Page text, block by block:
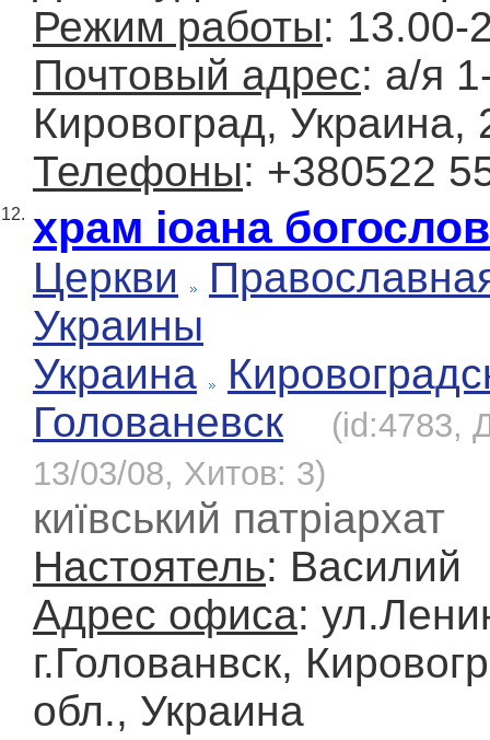
Режим работы: 13.00-
Почтовый адрес: а/я
Кировоград, Украина,
Телефоны: +380522
12. храм іоана
Церкви
Украины
Украина
Голованевск
(id:4783,
13/03/08, Хитов: 3)
київський патріархат
Настоятель: Василий
Адрес офиса:
г.Голованвск,
обл., Украина